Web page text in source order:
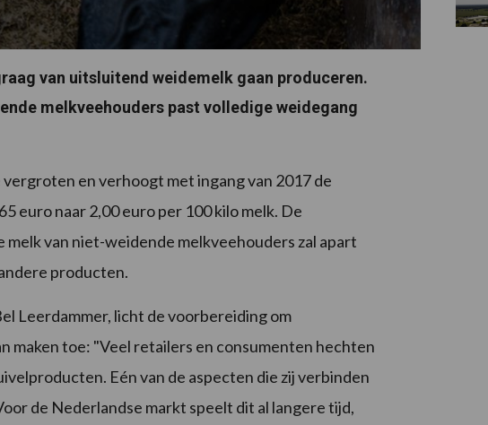
van uitsluitend weidemelk gaan produceren.
melkveehouders past volledige weidegang
en verhoogt met ingang van 2017 de
euro naar 2,00 euro per 100 kilo melk. De
van niet-weidende melkveehouders zal apart
producten.
Leerdammer, licht de voorbereiding om
maken toe: "Veel retailers en consumenten hechten
Eén van de aspecten die zij verbinden
de Nederlandse markt speelt dit al langere tijd,